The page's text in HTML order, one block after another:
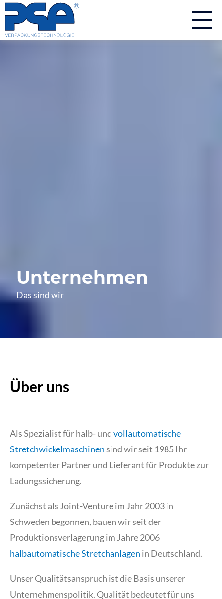
Unternehmen
Das sind wir
Über uns
Als Spezialist für halb- undvollautomatische
Stretchwickelmaschinensind wir seit 1985 Ihr
kompetenter Partner und Lieferant für Produkte zur
Ladungssicherung.
Zunächst als Joint-Venture im Jahr 2003 in
Schweden begonnen, bauen wir seit der
Produktionsverlagerung im Jahre 2006
halbautomatische Stretchanlagen in Deutschland.
Unser Qualitätsanspruch ist die Basis unserer
Unternehmenspolitik. Qualität bedeutet für uns